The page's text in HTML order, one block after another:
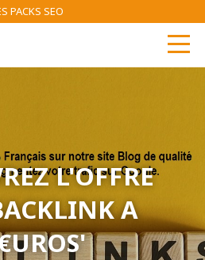
PACKS SEO
L'OFFRE
A